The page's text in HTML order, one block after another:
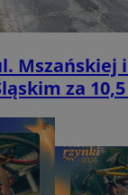
Mszańskiej
za